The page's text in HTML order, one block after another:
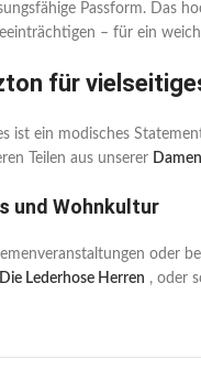
Passform. Das
– für ein
für
ist ein modisches
Teilen aus unserer
und Wohnkultur
oder
Die Lederhose Herren , oder